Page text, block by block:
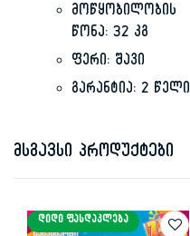
მოწყობილობის
წონა: 32 კგ
ფერი: შავი
გარანტია: 2 წელი
მსგავსი პროდუქტები
ᲓᲘᲓᲘ ᲤᲐᲡᲓᲐᲙᲚᲔᲑᲐ